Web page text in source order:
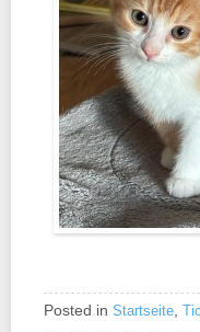
Posted in Startseite